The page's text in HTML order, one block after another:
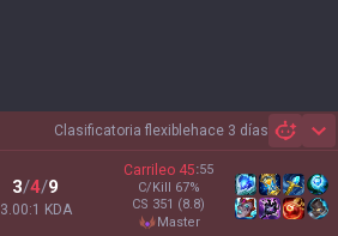
Clasificatoria flexiblehace 3 días
3/4/9
3.00:1 KDA
Carrileo 45:55
C/Kill 67%
CS 351 (8.8)
master